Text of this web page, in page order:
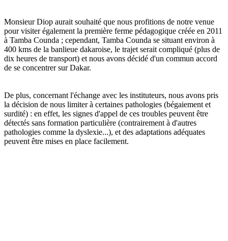
Monsieur Diop aurait souhaité que nous profitions de notre venue
pour visiter également la première ferme pédagogique créée en 2011
à Tamba Counda ; cependant, Tamba Counda se situant environ à
400 kms de la banlieue dakaroise, le trajet serait compliqué (plus de
dix heures de transport) et nous avons décidé d'un commun accord
de se concentrer sur Dakar.
De plus, concernant l'échange avec les instituteurs, nous avons pris
la décision de nous limiter à certaines pathologies (bégaiement et
surdité) : en effet, les signes d'appel de ces troubles peuvent être
détectés sans formation particulière (contrairement à d'autres
pathologies comme la dyslexie...), et des adaptations adéquates
peuvent être mises en place facilement.